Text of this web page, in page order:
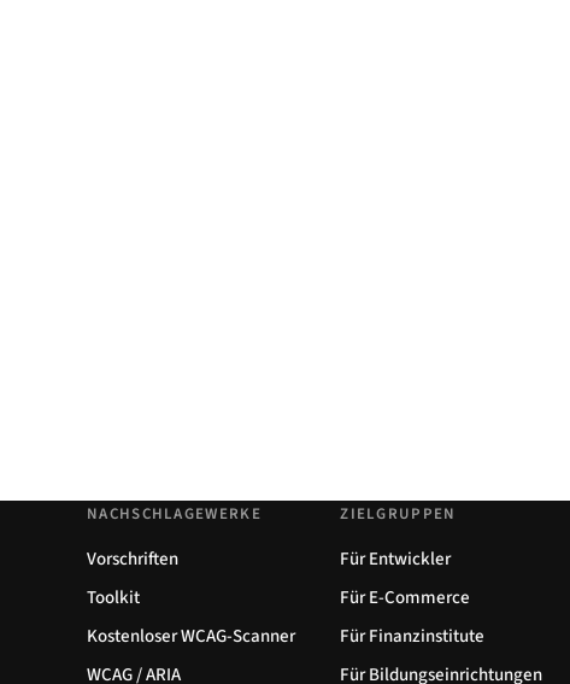
NACHSCHLAGEWERKE
Vorschriften
Toolkit
Kostenloser WCAG-Scanner
WCAG / ARIA
ZIELGRUPPEN
Für Entwickler
Für E-Commerce
Für Finanzinstitute
Für Bildungseinrichtungen